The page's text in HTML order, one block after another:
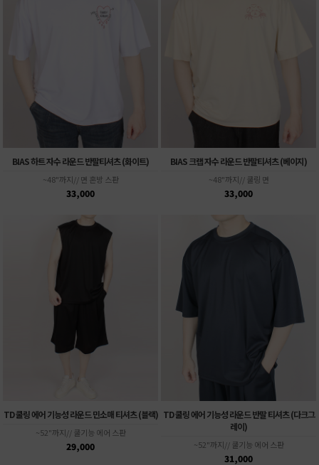
BIAS 하트 자수 라운드 반팔티셔츠 (화이트)
~48"까지// 면 혼방 스판
33,000
BIAS 크랩 자수 라운드 반팔티셔츠 (베이지)
~48"까지// 쿨링 면
33,000
TD 쿨링 에어 기능성 라운드 민소매 티셔츠 (블랙)
~52"까지// 쿨기능 에어 스판
29,000
TD 쿨링 에어 기능성 라운드 반팔 티셔츠 (다크그
레이)
~52"까지// 쿨기능 에어 스판
31,000